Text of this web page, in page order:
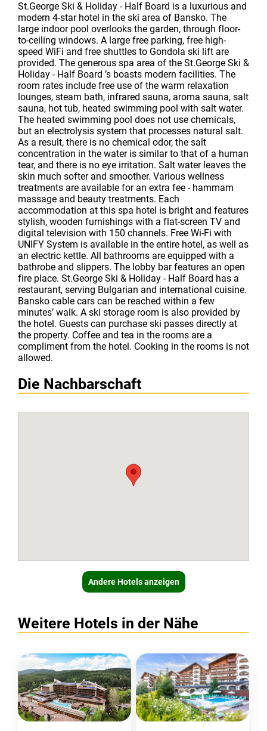
St.George Ski & Holiday - Half Board is a luxurious and
modern 4-star hotel in the ski area of Bansko. The
large indoor pool overlooks the garden, through floor-
to-ceiling windows. A large free parking, free high-
speed WiFi and free shuttles to Gondola ski lift are
provided. The generous spa area of the St.George Ski &
Holiday - Half Board ’s boasts modern facilities. The
room rates include free use of the warm relaxation
lounges, steam bath, infrared sauna, aroma sauna, salt
sauna, hot tub, heated swimming pool with salt water.
The heated swimming pool does not use chemicals,
but an electrolysis system that processes natural salt.
As a result, there is no chemical odor, the salt
concentration in the water is similar to that of a human
tear, and there is no eye irritation. Salt water leaves the
skin much softer and smoother. Various wellness
treatments are available for an extra fee - hammam
massage and beauty treatments. Each
accommodation at this spa hotel is bright and features
stylish, wooden furnishings with a flat-screen TV and
digital television with 150 channels. Free Wi-Fi with
UNIFY System is available in the entire hotel, as well as
an electric kettle. All bathrooms are equipped with a
bathrobe and slippers. The lobby bar features an open
fire place. St.George Ski & Holiday - Half Board has a
restaurant, serving Bulgarian and international cuisine.
Bansko cable cars can be reached within a few
minutes’ walk. A ski storage room is also provided by
the hotel. Guests can purchase ski passes directly at
the property. Coffee and tea in the rooms are a
compliment from the hotel. Cooking in the rooms is not
allowed.
Die Nachbarschaft
Andere Hotels anzeigen
Weitere Hotels in der Nähe